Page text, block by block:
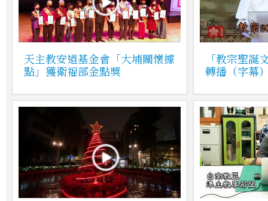
天主教安道基金會「大埔關懷據
點」獲衛福部金點獎
「教宗聖誕
轉播（字幕